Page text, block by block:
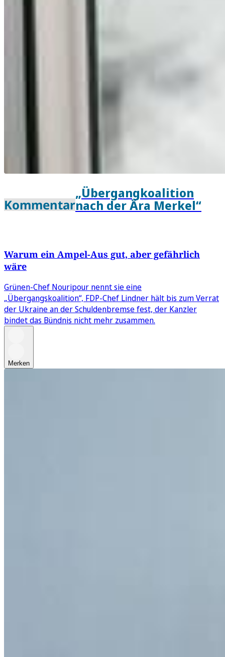
Kommentar
„Übergangkoalition
nach der Ära Merkel“
Warum ein Ampel-Aus gut, aber gefährlich
wäre
Grünen-Chef Nouripour nennt sie eine
„Übergangskoalition“, FDP-Chef Lindner hält bis zum Verrat
der Ukraine an der Schuldenbremse fest, der Kanzler
bindet das Bündnis nicht mehr zusammen.
Merken